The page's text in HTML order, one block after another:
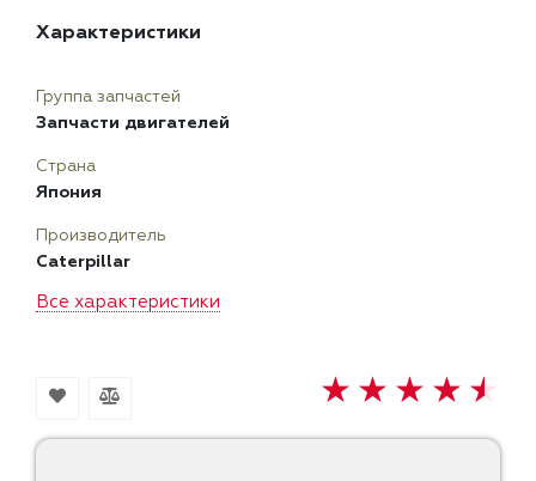
Характеристики
Все характеристики
Группа запчастей
Запчасти двигателей
Страна
Япония
Производитель
Caterpillar